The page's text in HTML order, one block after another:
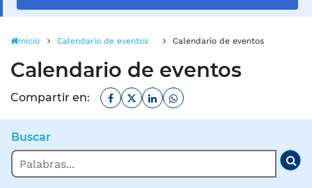
Inicio Calendario de eventos Calendario de eventos
Calendario de eventos
Compartir en: Facebook
TwitterLinkedinWhatsapp
Buscar
Buscar